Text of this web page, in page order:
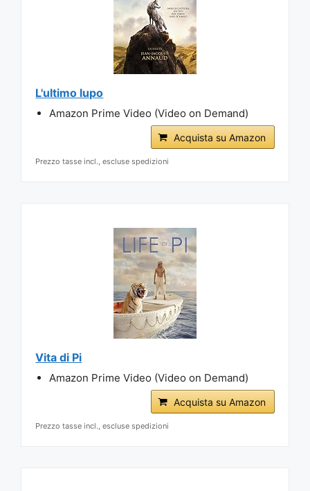
L'ultimo lupo
Amazon Prime Video (Video on Demand)
Acquista su Amazon
Prezzo tasse incl., escluse spedizioni
Vita di Pi
Amazon Prime Video (Video on Demand)
Acquista su Amazon
Prezzo tasse incl., escluse spedizioni